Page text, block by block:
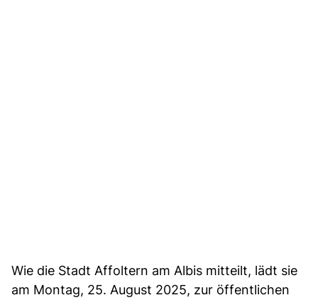
Wie die Stadt Affoltern am Albis mitteilt, lädt sie
am Montag, 25. August 2025, zur öffentlichen